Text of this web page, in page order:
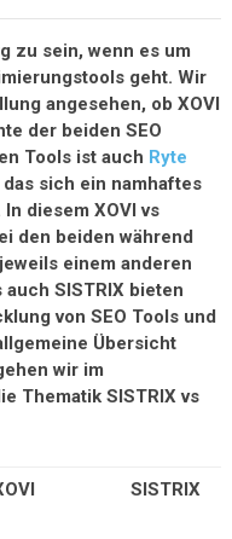
zu sein, wenn es um
geht. Wir
angesehen, ob XOVI
der beiden SEO
Tools ist auch Ryte
sich ein namhaftes
diesem XOVI vs
den beiden während
einem anderen
SISTRIX bieten
von SEO Tools und
Übersicht
wir im
Thematik SISTRIX vs
SISTRIX